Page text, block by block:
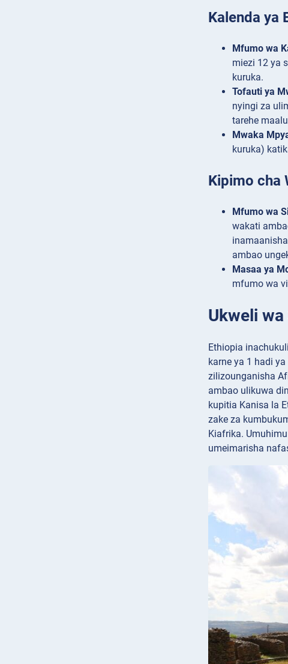
Kalenda ya
Mfumo wa
miezi 12 ya
kuruka.
Tofauti ya
nyingi za
tarehe
Mwaka
kuruka)
Kipimo cha
Mfumo wa
wakati
ambao
Masaa ya
mfumo wa
Ukweli
Ethiopia
karne ya 1 hadi
zilizounganisha
ambao ulikuwa
kupitia Kanisa la
zake za
Kiafrika.
umeimarisha